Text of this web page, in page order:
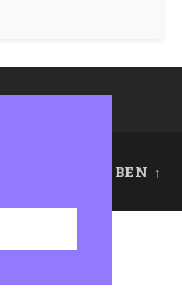
NACH OBEN ↑